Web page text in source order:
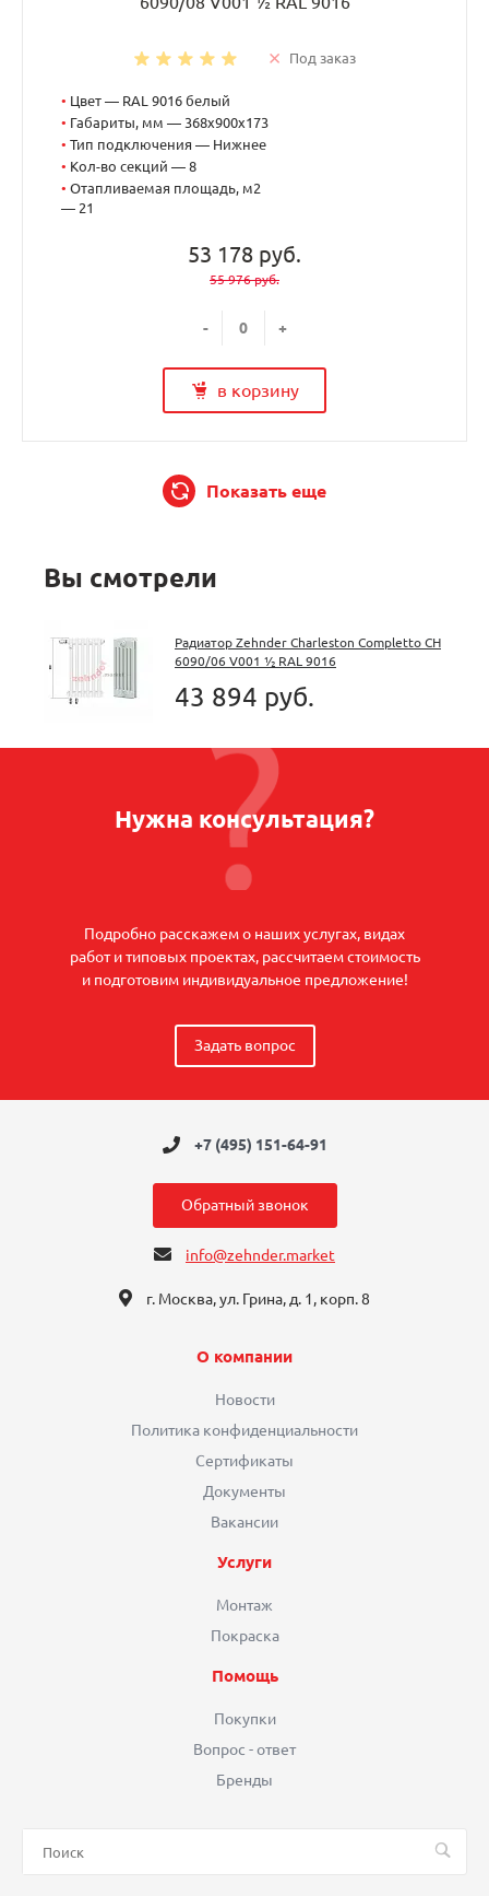
Под заказ
• Цвет — RAL 9016 белый
• Габариты, мм — 368x900x173
• Тип подключения — Нижнее
• Кол-во секций — 8
• Отапливаемая площадь, м2
— 21
53 178 руб.
55 976 руб.
- +
в корзину
Показать еще
Вы смотрели
Радиатор Zehnder Charleston Completto CH
6090/06 V001 ½ RAL 9016
43 894 руб.
Нужна консультация?
Подробно расскажем о наших услугах, видах
работ и типовых проектах, рассчитаем стоимость
и подготовим индивидуальное предложение!
Задать вопрос
+7 (495) 151-64-91
Обратный звонок
info@zehnder.market
г. Москва, ул. Грина, д. 1, корп. 8
О компании
Новости
Политика конфиденциальности
Сертификаты
Документы
Вакансии
Услуги
Монтаж
Покраска
Помощь
Покупки
Вопрос - ответ
Бренды